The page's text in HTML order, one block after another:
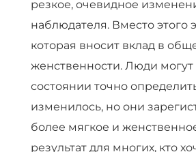
резкое, очевидное
наблюдателя. Вместо этого
которая вносит вклад в
женственности. Люди могут
состоянии точно
изменилось, но они
более мягкое и
результат для многих, кто